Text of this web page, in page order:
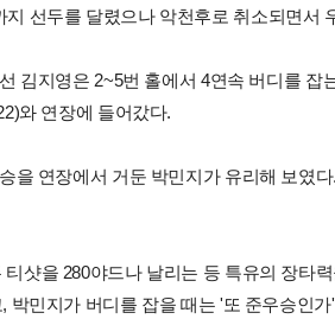
선두를 달렸으나 악천후로 취소되면서
김지영은 2~5번 홀에서 4연속 버디를 잡
와 연장에 들어갔다.
을 연장에서 거둔 박민지가 유리해 보였
샷을 280야드나 날리는 등 특유의 장타
박민지가 버디를 잡을 때는 '또 준우승인